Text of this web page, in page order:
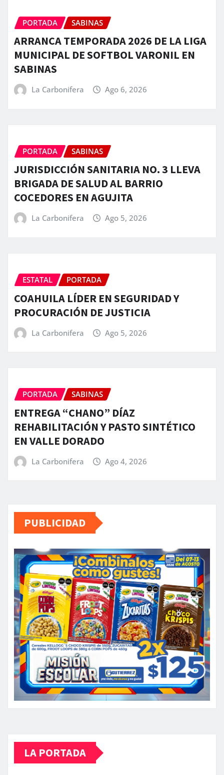
PORTADA SABINAS
ARRANCA TEMPORADA 2026 DE LA LIGA
MUNICIPAL DE SOFTBOL VARONIL EN
SABINAS
La Carbonifera Ago 6, 2026
PORTADA SABINAS
JURISDICCIÓN SANITARIA NO. 3 LLEVA
BRIGADA DE SALUD AL BARRIO
COCEDORES EN AGUJITA
La Carbonifera Ago 5, 2026
ESTATAL PORTADA
COAHUILA LÍDER EN SEGURIDAD Y
PROCURACIÓN DE JUSTICIA
La Carbonifera Ago 5, 2026
PORTADA SABINAS
ENTREGA “CHANO” DÍAZ
REHABILITACIÓN Y PASTO SINTÉTICO
EN VALLE DORADO
La Carbonifera Ago 4, 2026
PUBLICIDAD
LA PORTADA